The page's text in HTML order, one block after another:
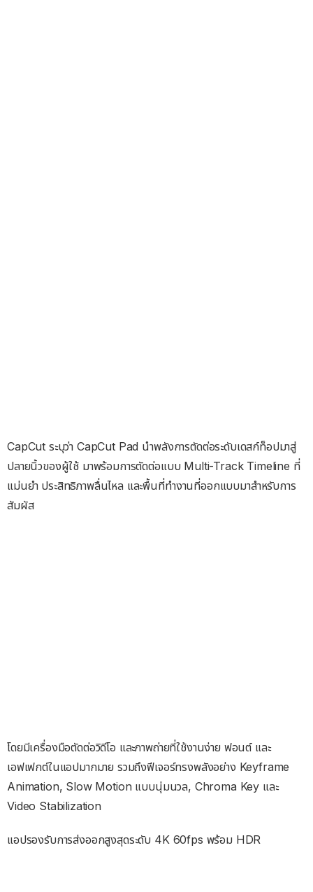
CapCut ระบุว่า CapCut Pad นำพลังการตัดต่อระดับเดสก์ท็อปมาสู่
ปลายนิ้วของผู้ใช้ มาพร้อมการตัดต่อแบบ Multi-Track Timeline ที่
แม่นยำ ประสิทธิภาพลื่นไหล และพื้นที่ทำงานที่ออกแบบมาสำหรับการ
สัมผัส
โดยมีเครื่องมือตัดต่อวิดีโอ และภาพถ่ายที่ใช้งานง่าย ฟอนต์ และ
เอฟเฟกต์ในแอปมากมาย รวมถึงฟีเจอร์ทรงพลังอย่าง Keyframe
Animation, Slow Motion แบบนุ่มนวล, Chroma Key และ
Video Stabilization
แอปรองรับการส่งออกสูงสุดระดับ 4K 60fps พร้อม HDR